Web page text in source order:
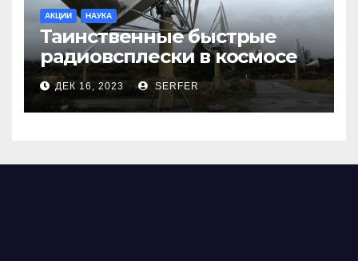
АКЦИИ НАУКА
Таинственные быстрые
радиовсплески в космосе
сделались все более
странными
ДЕК 16, 2023 SERFER